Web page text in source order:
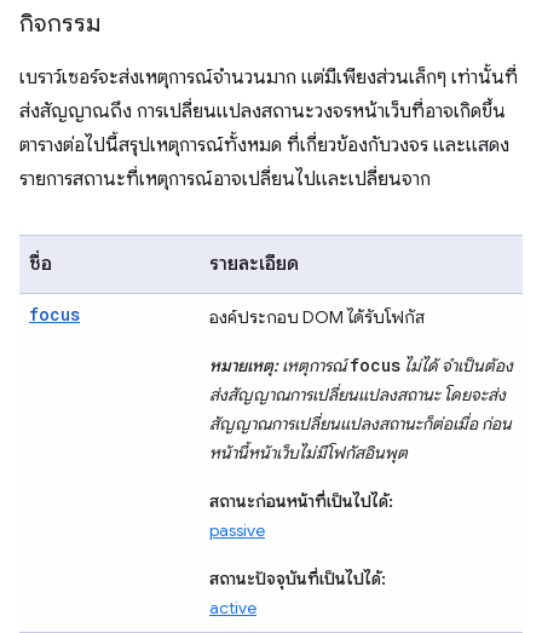
กิจกรรม
เบราว์เซอร์จะส่งเหตุการณ์จำนวนมาก แต่มีเพียงส่วนเล็กๆ เท่านั้นที่
ส่งสัญญาณถึง การเปลี่ยนแปลงสถานะวงจรหน้าเว็บที่อาจเกิดขึ้น
ตารางต่อไปนี้สรุปเหตุการณ์ทั้งหมด ที่เกี่ยวข้องกับวงจร และแสดง
รายการสถานะที่เหตุการณ์อาจเปลี่ยนไปและเปลี่ยนจาก
ชื่อ รายละเอียด
focus องค์ประกอบ DOM ได้รับโฟกัส
หมายเหตุ:เหตุการณ์focus ไม่ได้ จำเป็นต้อง
ส่งสัญญาณการเปลี่ยนแปลงสถานะ โดยจะส่ง
สัญญาณการเปลี่ยนแปลงสถานะก็ต่อเมื่อ ก่อน
หน้านี้หน้าเว็บไม่มีโฟกัสอินพุต
สถานะก่อนหน้าที่เป็นไปได้:
passive
สถานะปัจจุบันที่เป็นไปได้:
active